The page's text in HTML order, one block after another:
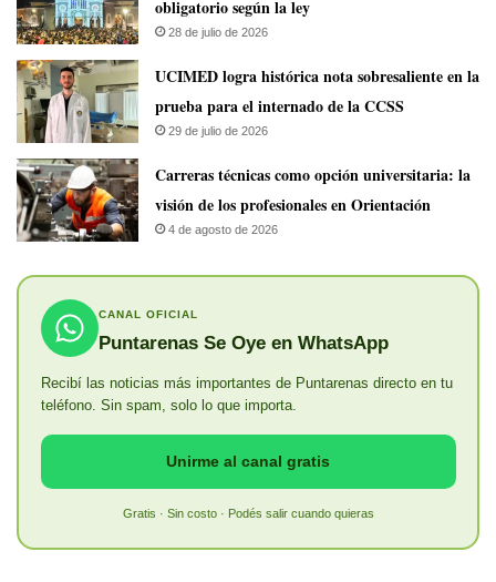
obligatorio según la ley
28 de julio de 2026
UCIMED logra histórica nota sobresaliente en la
prueba para el internado de la CCSS
29 de julio de 2026
Carreras técnicas como opción universitaria: la
visión de los profesionales en Orientación
4 de agosto de 2026
CANAL OFICIAL
Puntarenas Se Oye en WhatsApp
Recibí las noticias más importantes de Puntarenas directo en tu
teléfono. Sin spam, solo lo que importa.
Unirme al canal gratis
Gratis · Sin costo · Podés salir cuando quieras